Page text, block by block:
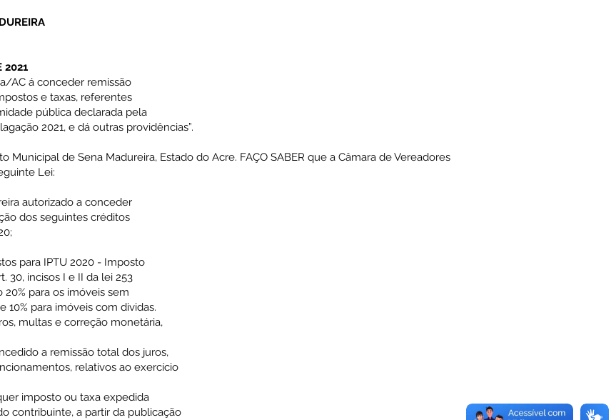
2021
AC á conceder remissão
e taxas, referentes
pública declarada pela
2021, e dá outras providências”.
Municipal de Sena Madureira, Estado do Acre. FAÇO SABER que a Câmara de Vereadores
Lei:
autorizado a conceder
dos seguintes créditos
para IPTU 2020 - Imposto
30, incisos I e II da lei 253
para os imóveis sem
10% para imóveis com dividas.
multas e correção monetária,
a remissão total dos juros,
relativos ao exercício
imposto ou taxa expedida
contribuinte, a partir da publicação